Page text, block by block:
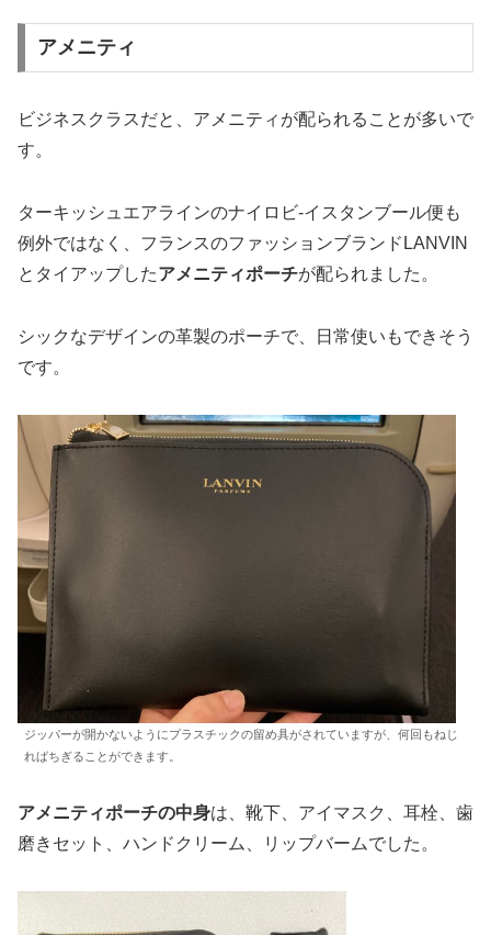
アメニティ
ビジネスクラスだと、アメニティが配られることが多いで
す。
ターキッシュエアラインのナイロビ-イスタンブール便も
例外ではなく、フランスのファッションブランドLANVIN
とタイアップしたアメニティポーチが配られました。
シックなデザインの革製のポーチで、日常使いもできそう
です。
ジッパーが開かないようにプラスチックの留め具がされていますが、何回もねじ
ればちぎることができます。
アメニティポーチの中身は、靴下、アイマスク、耳栓、歯
磨きセット、ハンドクリーム、リップバームでした。